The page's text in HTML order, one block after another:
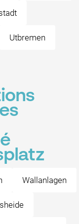
Utbremen
Wallanlagen